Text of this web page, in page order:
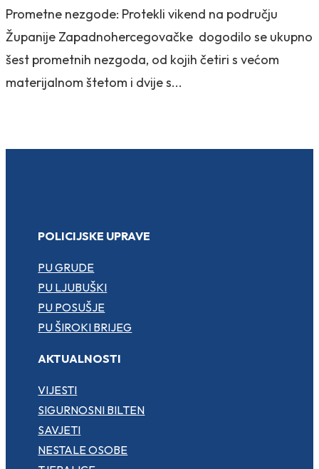
Prometne nezgode: Protekli vikend na području
Županije Zapadnohercegovačke dogodilo se ukupno
šest prometnih nezgoda, od kojih četiri s većom
materijalnom štetom i dvije s...
POLICIJSKE UPRAVE
PU GRUDE
PU LJUBUŠKI
PU POSUŠJE
PU ŠIROKI BRIJEG
AKTUALNOSTI
VIJESTI
SIGURNOSNI BILTEN
SAVJETI
NESTALE OSOBE